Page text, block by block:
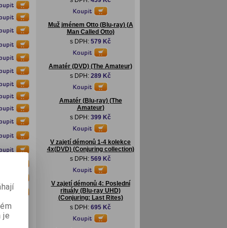
Muž jménem Otto (Blu-ray) (A
Man Called Otto)
s DPH: 579 Kč
Amatér (DVD) (The Amateur)
s DPH: 289 Kč
Amatér (Blu-ray) (The
Amateur)
s DPH: 399 Kč
V zajetí démonů 1-4 kolekce
4x(DVD) (Conjuring collection)
s DPH: 569 Kč
V zajetí démonů 4: Poslední
rituály (Blu-ray UHD)
(Conjuring: Last Rites)
s DPH: 695 Kč
je